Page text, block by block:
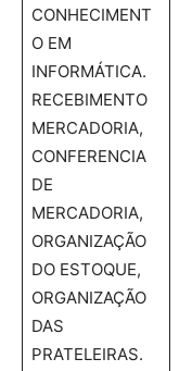
CONHECIMENT
O EM
INFORMÁTICA.
RECEBIMENTO
MERCADORIA,
CONFERENCIA
DE
MERCADORIA,
ORGANIZAÇÃO
DO ESTOQUE,
ORGANIZAÇÃO
DAS
PRATELEIRAS.